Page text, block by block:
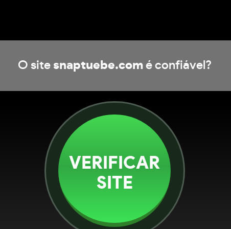
O site snaptuebe.comé confiável?
VERIFICAR
SITE